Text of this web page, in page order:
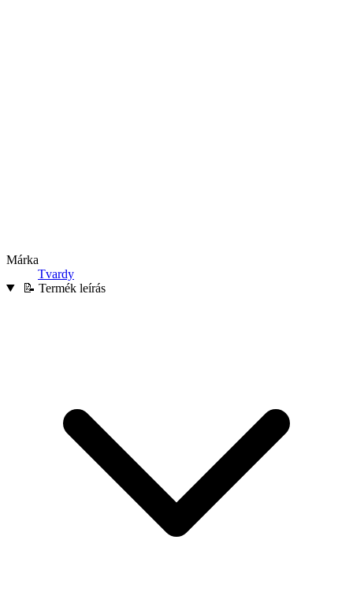
Márka
Tvardy
📝 Termék leírás